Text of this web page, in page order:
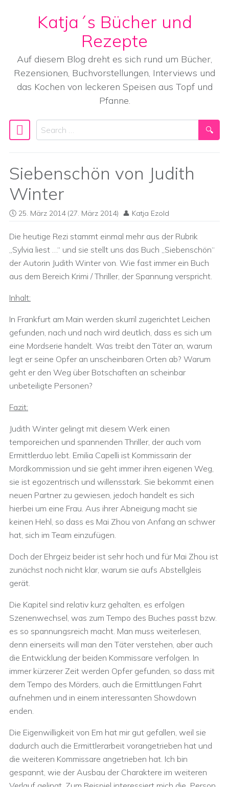
Skip to content
Katja´s Bücher und
Rezepte
Auf diesem Blog dreht es sich rund um Bücher,
Rezensionen, Buchvorstellungen, Interviews und
das Kochen von leckeren Speisen aus Topf und
Pfanne.
Main Navigation
Search
Siebenschön von Judith
Winter
25. März 2014(27. März 2014) Katja Ezold
Die heutige Rezi stammt einmal mehr aus der Rubrik
„Sylvia liest …“ und sie stellt uns das Buch „Siebenschön“
der Autorin Judith Winter von. Wie fast immer ein Buch
aus dem Bereich Krimi / Thriller, der Spannung verspricht.
Inhalt:
In Frankfurt am Main werden skurril zugerichtet Leichen
gefunden, nach und nach wird deutlich, dass es sich um
eine Mordserie handelt. Was treibt den Täter an, warum
legt er seine Opfer an unscheinbaren Orten ab? Warum
geht er den Weg über Botschaften an scheinbar
unbeteiligte Personen?
Fazit:
Judith Winter gelingt mit diesem Werk einen
temporeichen und spannenden Thriller, der auch vom
Ermittlerduo lebt. Emilia Capelli ist Kommissarin der
Mordkommission und sie geht immer ihren eigenen Weg,
sie ist egozentrisch und willensstark. Sie bekommt einen
neuen Partner zu gewiesen, jedoch handelt es sich
hierbei um eine Frau. Aus ihrer Abneigung macht sie
keinen Hehl, so dass es Mai Zhou von Anfang an schwer
hat, sich im Team einzufügen.
Doch der Ehrgeiz beider ist sehr hoch und für Mai Zhou ist
zunächst noch nicht klar, warum sie aufs Abstellgleis
gerät.
Die Kapitel sind relativ kurz gehalten, es erfolgen
Szenenwechsel, was zum Tempo des Buches passt bzw.
es so spannungsreich macht. Man muss weiterlesen,
denn einerseits will man den Täter verstehen, aber auch
die Entwicklung der beiden Kommissare verfolgen. In
immer kürzerer Zeit werden Opfer gefunden, so dass mit
dem Tempo des Mörders, auch die Ermittlungen Fahrt
aufnehmen und in einem interessanten Showdown
enden.
Die Eigenwilligkeit von Em hat mir gut gefallen, weil sie
dadurch auch die Ermittlerarbeit vorangetrieben hat und
die weiteren Kommissare angetrieben hat. Ich bin
gespannt, wie der Ausbau der Charaktere im weiteren